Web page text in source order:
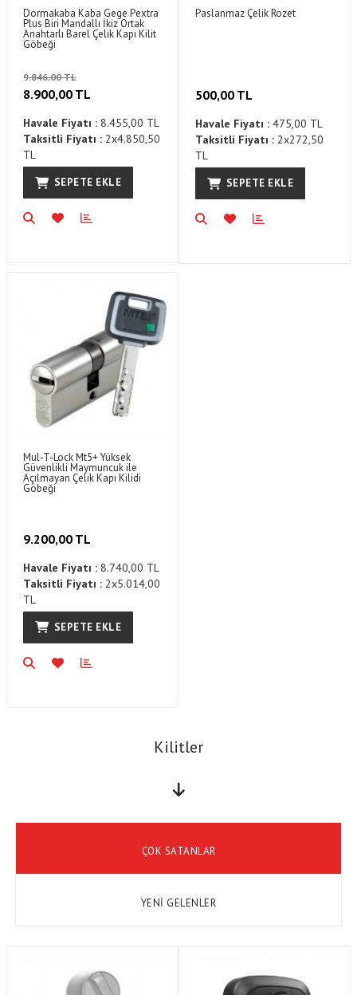
Dormakaba Kaba Gege Pextra
Plus Biri Mandallı İkiz Ortak
Anahtarlı Barel Çelik Kapı Kilit
Göbeği
9.846,00 TL
8.900,00 TL
Havale Fiyatı : 8.455,00 TL
Taksitli Fiyatı : 2x4.850,50
TL
SEPETE EKLE
Paslanmaz Çelik Rozet
500,00 TL
Havale Fiyatı : 475,00 TL
Taksitli Fiyatı : 2x272,50
TL
SEPETE EKLE
Mul-T-Lock Mt5+ Yüksek
Güvenlikli Maymuncuk ile
Açılmayan Çelik Kapı Kilidi
Göbeği
9.200,00 TL
Havale Fiyatı : 8.740,00 TL
Taksitli Fiyatı : 2x5.014,00
TL
SEPETE EKLE
Kilitler
ÇOK SATANLAR
YENİ GELENLER